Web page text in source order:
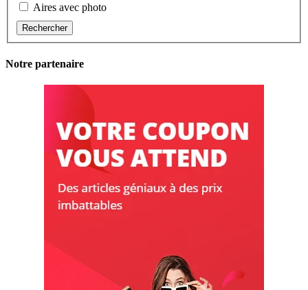
Aires avec photo
Rechercher
Notre partenaire